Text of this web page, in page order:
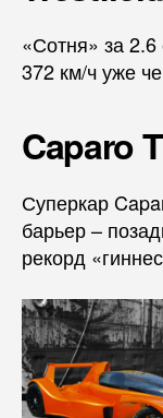
«Сотня» за
372 км/ч уже
Caparo
Суперкар
барьер –
рекорд